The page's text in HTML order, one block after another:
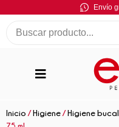
Envío
Inicio /Higiene /Higiene bucal